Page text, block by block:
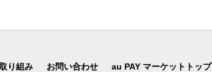
り組み お問い合わせ au PAY マーケットトップ